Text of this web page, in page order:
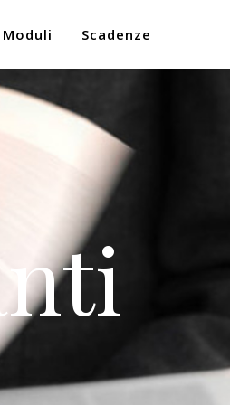
Moduli Scadenze